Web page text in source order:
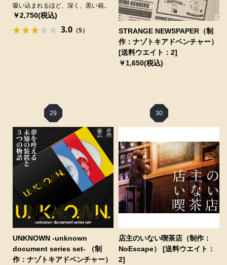
吸い込まれるほど、深く、黒い箱。
￥2,750(税込)
3.0 （5）
STRANGE NEWSPAPER（制
作：ナゾトキアドベンチャー）
[送料ウエイト：2]
￥1,650(税込)
29
UNKNOWN -unknown
document series set- （制
作：ナゾトキアドベンチャー）
30
店主のいない喫茶店（制作：
NoEscape） [送料ウエイト：
2]